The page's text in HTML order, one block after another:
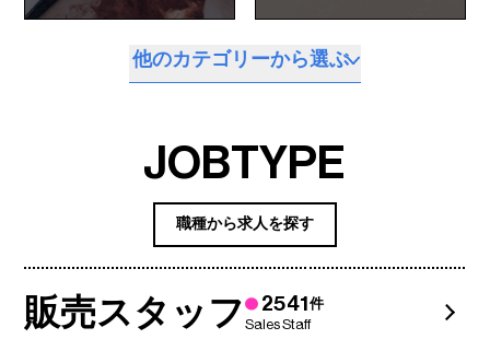
他のカテゴリーから選ぶ
JOBTYPE
職種から求人を探す
販売スタッフ 2541件
Sales Staff